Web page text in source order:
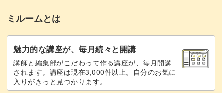
リアルなアーモンドを作るコツ
表面のわずかなシワや、断面の絶妙な色合いまで徹底的に
表現した今回の作品。
リアルさを追求した着色方法もじっくりとお伝えしていま
砕いたタイプのアーモンドの土台をカット
して完成
まとめ 21:41
ミルームとは
魅力的な講座が、毎月続々と開講
講師と編集部がこだわって作る講座が、毎月開講
されます。講座は現在3,000件以上。自分のお気に
入りがきっと見つかります。